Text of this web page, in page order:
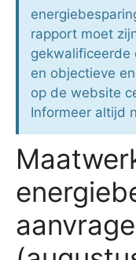
rapport moet
gekwalificeerde
en objectieve
op de website
Informeer altijd